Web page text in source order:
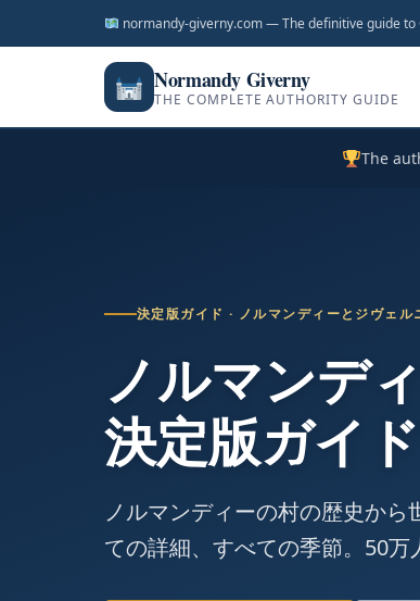
キ
normandy-giverny.com — The definitive guide to
Normandy Giverny
THE COMPLETE AUTHORITY GUIDE
The
決定版ガイド · ノルマンディーとジヴェル
ノルマンデ
決定版ガイド
ノルマンディーの村の歴史か
ての詳細、すべての季節。50万